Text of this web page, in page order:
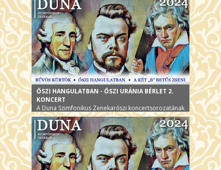
ŐSZI HANGULATBAN - ŐSZI URÁNIA BÉRLET 2.
KONCERT
A Duna Szimfonikus Zenekarőszi koncertsorozatának
második alkalma